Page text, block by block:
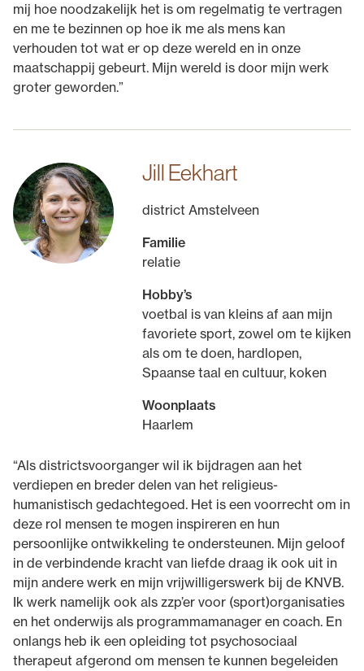
mij hoe noodzakelijk het is om regelmatig te vertragen
en me te bezinnen op hoe ik me als mens kan
verhouden tot wat er op deze wereld en in onze
maatschappij gebeurt. Mijn wereld is door mijn werk
groter geworden.”
Jill Eekhart
district Amstelveen
Familie
relatie
Hobby’s
voetbal is van kleins af aan mijn
favoriete sport, zowel om te kijken
als om te doen, hardlopen,
Spaanse taal en cultuur, koken
Woonplaats
Haarlem
“Als districtsvoorganger wil ik bijdragen aan het
verdiepen en breder delen van het religieus-
humanistisch gedachtegoed. Het is een voorrecht om in
deze rol mensen te mogen inspireren en hun
persoonlijke ontwikkeling te ondersteunen. Mijn geloof
in de verbindende kracht van liefde draag ik ook uit in
mijn andere werk en mijn vrijwilligerswerk bij de KNVB.
Ik werk namelijk ook als zzp’er voor (sport)organisaties
en het onderwijs als programmamanager en coach. En
onlangs heb ik een opleiding tot psychosociaal
therapeut afgerond om mensen te kunnen begeleiden